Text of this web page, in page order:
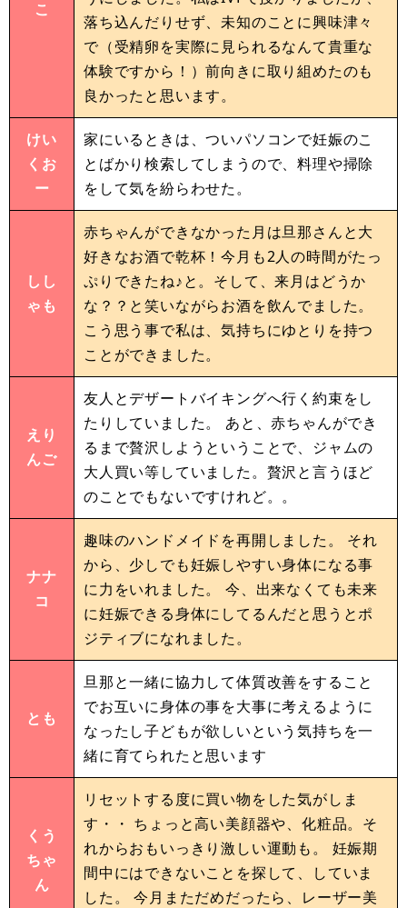
こ
落ち込んだりせず、未知のことに興味津々
で（受精卵を実際に見られるなんて貴重な
体験ですから！）前向きに取り組めたのも
良かったと思います。
けい
くお
ー
家にいるときは、ついパソコンで妊娠のこ
とばかり検索してしまうので、料理や掃除
をして気を紛らわせた。
しし
ゃも
赤ちゃんができなかった月は旦那さんと大
好きなお酒で乾杯！今月も2人の時間がたっ
ぷりできたね♪と。そして、来月はどうか
な？？と笑いながらお酒を飲んでました。
こう思う事で私は、気持ちにゆとりを持つ
ことができました。
えり
んご
友人とデザートバイキングへ行く約束をし
たりしていました。 あと、赤ちゃんができ
るまで贅沢しようということで、ジャムの
大人買い等していました。贅沢と言うほど
のことでもないですけれど。。
ナナ
コ
趣味のハンドメイドを再開しました。 それ
から、少しでも妊娠しやすい身体になる事
に力をいれました。 今、出来なくても未来
に妊娠できる身体にしてるんだと思うとポ
ジティブになれました。
とも
旦那と一緒に協力して体質改善をすること
でお互いに身体の事を大事に考えるように
なったし子どもが欲しいという気持ちを一
緒に育てられたと思います
くう
ちゃ
ん
リセットする度に買い物をした気がしま
す・・ ちょっと高い美顔器や、化粧品。そ
れからおもいっきり激しい運動も。 妊娠期
間中にはできないことを探して、していま
した。 今月まただめだったら、レーザー美